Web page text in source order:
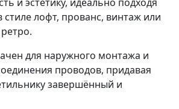
стиле лофт, прованс, винтаж или
для наружного монтажа и
проводов, придавая
завершённый и